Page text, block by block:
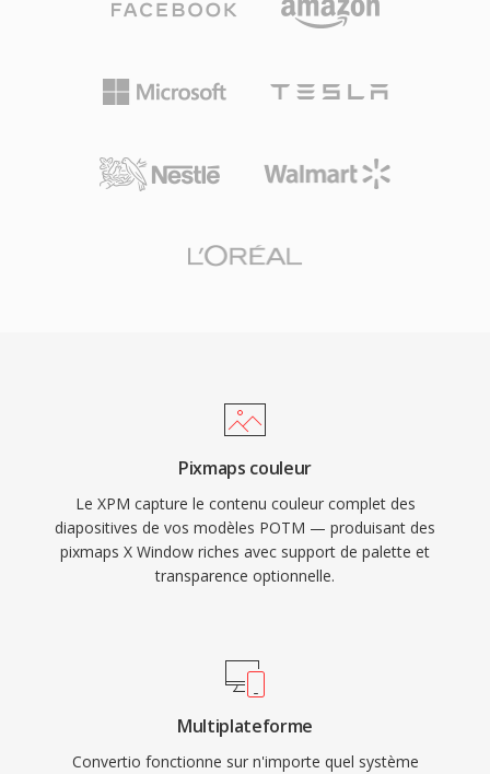
Pixmaps couleur
Le XPM capture le contenu couleur complet des
diapositives de vos modèles POTM — produisant des
pixmaps X Window riches avec support de palette et
transparence optionnelle.
Multiplateforme
Convertio fonctionne sur n'importe quel système